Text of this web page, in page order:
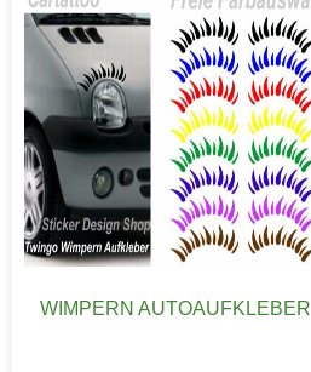
WIMPERN AUTOAUFKLEBER